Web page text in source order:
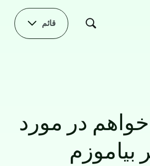
قائم
در مورد
بیاموزم